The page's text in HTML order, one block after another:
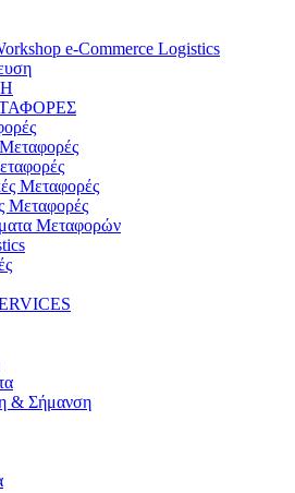
e-Commerce Logistics
Μεταφορές
Μεταφορές
Μεταφορών
& Σήμανση